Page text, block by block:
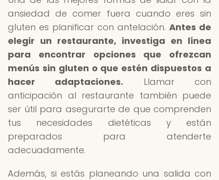
ansiedad de comer fuera cuando eres sin
gluten es planificar con antelación. Antes de
elegir un restaurante, investiga en línea
para encontrar opciones que ofrezcan
menús sin gluten o que estén dispuestos a
hacer adaptaciones. Llamar con
anticipación al restaurante también puede
ser útil para asegurarte de que comprenden
tus necesidades dietéticas y están
preparados para atenderte
adecuadamente.
Además, si estás planeando una salida con